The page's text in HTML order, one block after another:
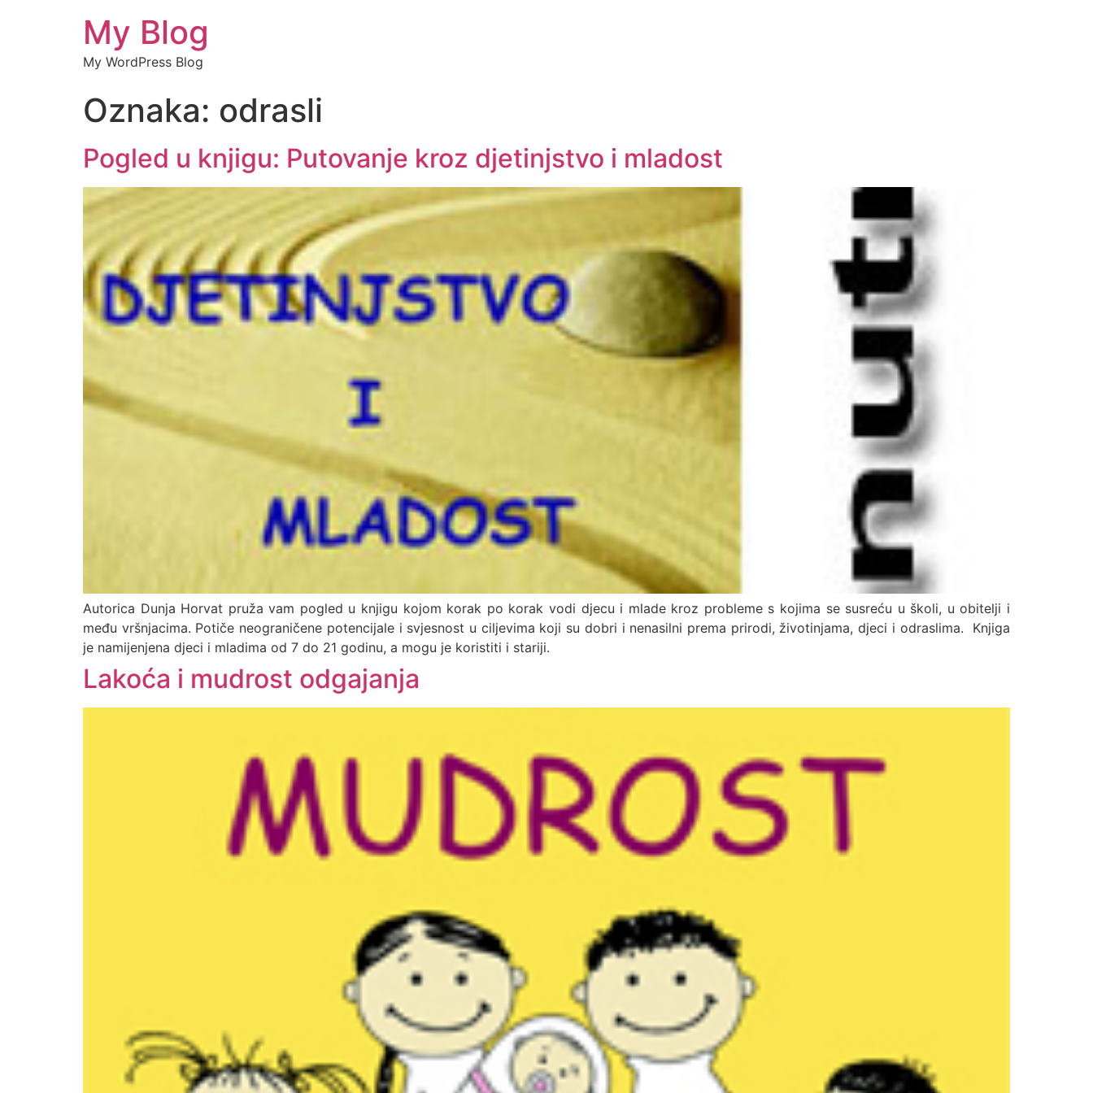
My Blog
My WordPress Blog
Oznaka: odrasli
Pogled u knjigu: Putovanje kroz djetinjstvo i mladost
Autorica Dunja Horvat pruža vam pogled u knjigu kojom korak po korak vodi djecu i mlade kroz probleme s kojima se susreću u školi, u obitelji i
među vršnjacima. Potiče neograničene potencijale i svjesnost u ciljevima koji su dobri i nenasilni prema prirodi, životinjama, djeci i odraslima. Knjiga
je namijenjena djeci i mladima od 7 do 21 godinu, a mogu je koristiti i stariji.
Lakoća i mudrost odgajanja